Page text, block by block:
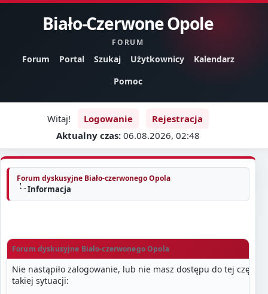
Biało-Czerwone Opole
FORUM
Forum Portal Szukaj Użytkownicy
Kalendarz
Pomoc
Witaj! Logowanie
Rejestracja
Aktualny czas: 06.08.2026, 02:48
Forum dyskusyjne Biało-czerwonego Opola
Informacja
Forum dyskusyjne Biało-czerwonego Opola
Nie nastąpiło zalogowanie, lub nie masz dostępu do tej części
takiej sytuacji: